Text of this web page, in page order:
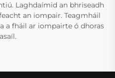
Laghdaímid an bhriseadh
an iompair. Teagmháil
a fháil ar iompairte ó dhoras